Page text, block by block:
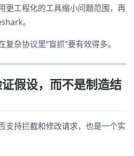
更工程化的工具缩小问题范围，再
。
杂协议里“盲抓”要有效得多。
假设，而不是制造结
支持拦截和修改请求，也是一个实